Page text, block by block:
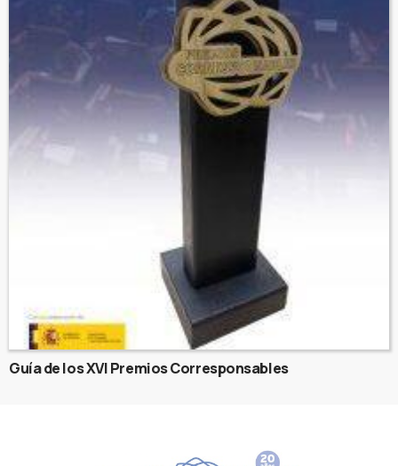
Guía de los XVI Premios Corresponsables